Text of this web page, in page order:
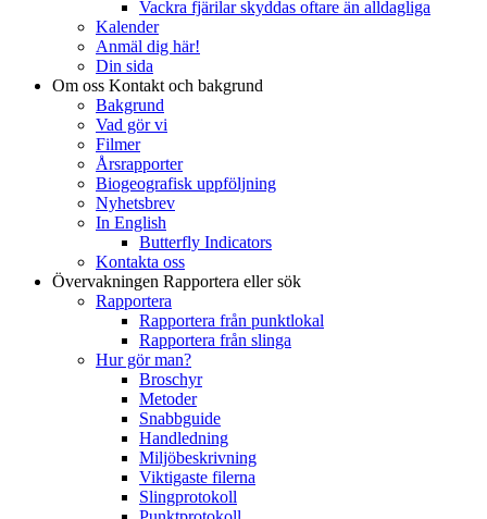
Vackra fjärilar skyddas oftare än alldagliga
Kalender
Anmäl dig här!
Din sida
Om oss Kontakt och bakgrund
Bakgrund
Vad gör vi
Filmer
Årsrapporter
Biogeografisk uppföljning
Nyhetsbrev
In English
Butterfly Indicators
Kontakta oss
Övervakningen Rapportera eller sök
Rapportera
Rapportera från punktlokal
Rapportera från slinga
Hur gör man?
Broschyr
Metoder
Snabbguide
Handledning
Miljöbeskrivning
Viktigaste filerna
Slingprotokoll